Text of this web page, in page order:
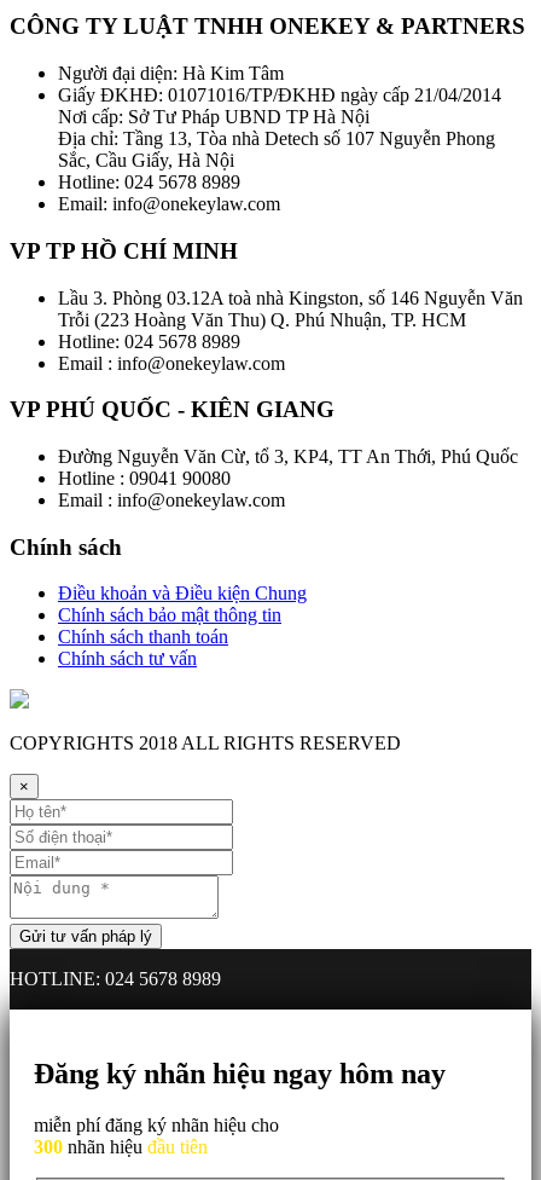
CÔNG TY LUẬT TNHH ONEKEY & PARTNERS
Người đại diện: Hà Kim Tâm
Giấy ĐKHĐ: 01071016/TP/ĐKHĐ ngày cấp 21/04/2014
Nơi cấp: Sở Tư Pháp UBND TP Hà Nội
Địa chỉ: Tầng 13, Tòa nhà Detech số 107 Nguyễn Phong
Sắc, Cầu Giấy, Hà Nội
Hotline: 024 5678 8989
Email: info@onekeylaw.com
VP TP HỒ CHÍ MINH
Lầu 3. Phòng 03.12A toà nhà Kingston, số 146 Nguyễn Văn
Trỗi (223 Hoàng Văn Thu) Q. Phú Nhuận, TP. HCM
Hotline: 024 5678 8989
Email : info@onekeylaw.com
VP PHÚ QUỐC - KIÊN GIANG
Đường Nguyễn Văn Cừ, tổ 3, KP4, TT An Thới, Phú Quốc
Hotline : 09041 90080
Email : info@onekeylaw.com
Chính sách
Điều khoản và Điều kiện Chung
Chính sách bảo mật thông tin
Chính sách thanh toán
Chính sách tư vấn
COPYRIGHTS 2018 ALL RIGHTS RESERVED
×
HOTLINE: 024 5678 8989
Đăng ký nhãn hiệu ngay hôm nay
miễn phí đăng ký nhãn hiệu cho
300 nhãn hiệu đầu tiên